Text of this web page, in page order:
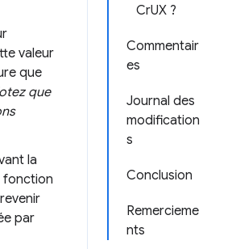
CrUX ?
Commentair
es
Journal des
modification
s
Conclusion
Remercieme
nts
valeur
que
que
la
fonction
par